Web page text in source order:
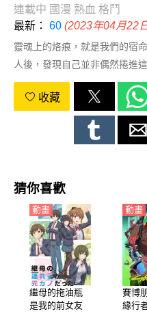
連載中 國漫 熱血 格鬥
最新： 60 (2023年04月22
靈魂上的烙痕，就是我們的宿
人後，發現自己並非偶然捲進
“天使烙印”！究竟是先人一步
劇終結？愛情在宿命的面前變
收藏
猜你喜歡
繼母的拖油瓶
是我的前女友
動畫
賽博
緣行
動畫